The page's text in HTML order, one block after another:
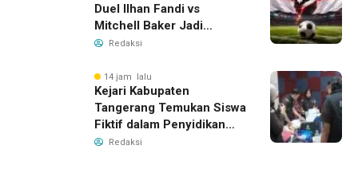
Duel Ilhan Fandi vs
Mitchell Baker Jadi
Sorotan di Piala AFF 2026
Redaksi
14 jam lalu
Kejari Kabupaten
Tangerang Temukan Siswa
Fiktif dalam Penyidikan
Dana BOP PKBM
Redaksi